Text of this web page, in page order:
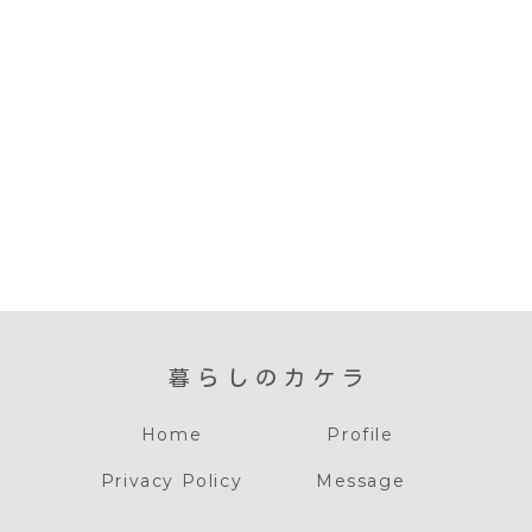
暮らしのカケラ
Home Profile
Privacy Policy Message